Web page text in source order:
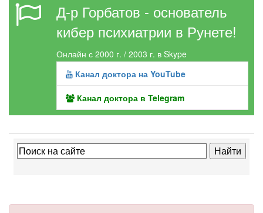
Д-р Горбатов - основатель
кибер психиатрии в Рунете!
Онлайн с 2000 г. / 2003 г. в Skype
Канал доктора на YouTube
Канал доктора в Telegram